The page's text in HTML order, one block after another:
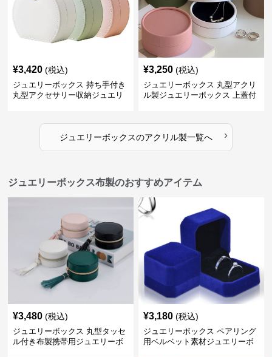
¥3,420 (税込)
ジュエリーボックス 持ち手付き
丸型アクセサリー収納ジュエリ
¥3,250 (税込)
ジュエリーボックス 丸型アクリ
ル製ジュエリーボックス 上蓋付
ジュエリーボックスのアクリル製一覧へ ›
ジュエリーボックス布製のおすすめアイテム
¥3,480 (税込)
ジュエリーボックス 丸型タッセ
ル付き布製携帯用ジュエリーボ
¥3,180 (税込)
ジュエリーボックス ペアリング
用ベルベット素材ジュエリーボ